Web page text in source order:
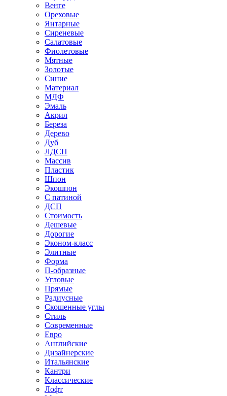
Венге
Ореховые
Янтарные
Сиреневые
Салатовые
Фиолетовые
Мятные
Золотые
Синие
Материал
МДФ
Эмаль
Акрил
Береза
Дерево
Дуб
ЛДСП
Массив
Пластик
Шпон
Экошпон
С патиной
ДСП
Стоимость
Дешевые
Дорогие
Эконом-класс
Элитные
Форма
П-образные
Угловые
Прямые
Радиусные
Скошенные углы
Стиль
Современные
Евро
Английские
Дизайнерские
Итальянские
Кантри
Классические
Лофт